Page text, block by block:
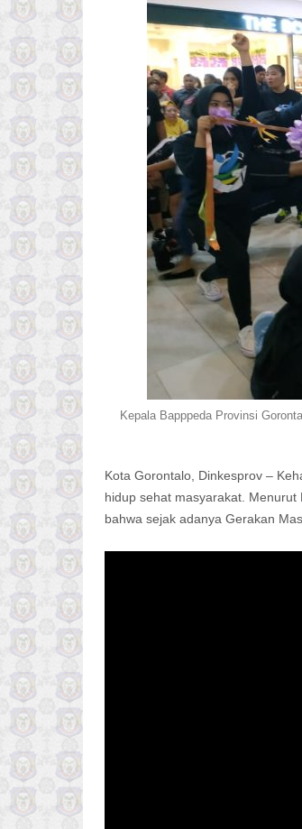
Kepala Bapppeda Provinsi
Kota Gorontalo, Dinkesprov –
hidup sehat masyarakat.
bahwa sejak adanya Gerakan